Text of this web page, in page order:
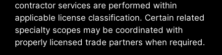
contractor services are performed within
applicable license classification. Certain related
specialty scopes may be coordinated with
properly licensed trade partners when required.